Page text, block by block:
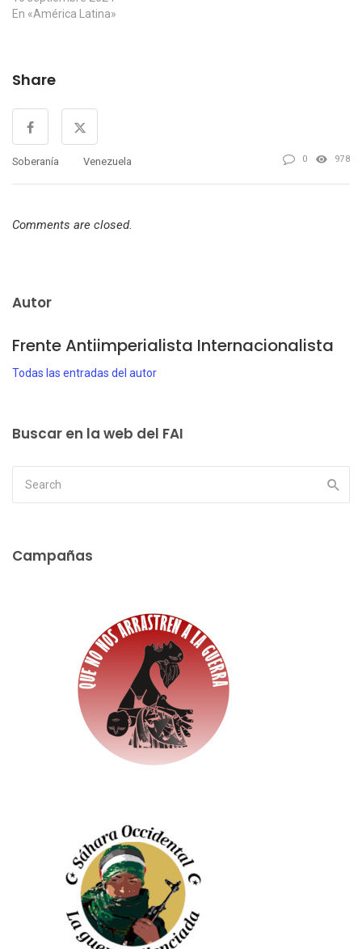
En «América Latina»
Share
Soberanía Venezuela 0 978
Comments are closed.
Autor
Frente Antiimperialista Internacionalista
Todas las entradas del autor
Buscar en la web del FAI
Campañas